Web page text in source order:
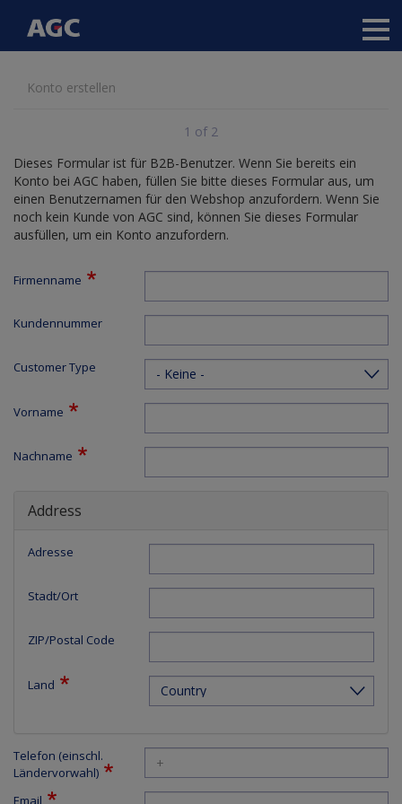
Konto erstellen
1 of 2
Dieses Formular ist für B2B-Benutzer. Wenn Sie bereits ein
Konto bei AGC haben, füllen Sie bitte dieses Formular aus, um
einen Benutzernamen für den Webshop anzufordern. Wenn Sie
noch kein Kunde von AGC sind, können Sie dieses Formular
ausfüllen, um ein Konto anzufordern.
Firmenname
Kundennummer
Customer Type
Vorname
Nachname
Address
Adresse
Stadt/Ort
ZIP/Postal Code
Land
Telefon (einschl.
Ländervorwahl)
Email